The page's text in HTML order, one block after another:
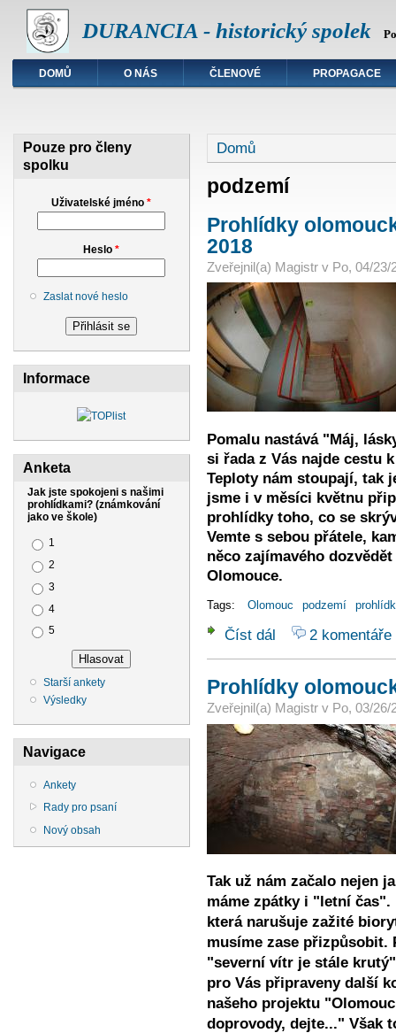
DURANCIA - historický spolek
DOMŮ O NÁS ČLENOVÉ PROPAGACE
Pouze pro členy
spolku
Uživatelské jméno*
Heslo*
Zaslat nové heslo
Informace
Anketa
Jak jste spokojeni s našimi
prohlídkami? (známkování
jako ve škole)
Možnosti výběru
1
2
3
4
5
Starší ankety
Výsledky
Navigace
Ankety
Rady pro psaní
Nový obsah
Jste zde
Domů
podzemí
Prohlídky
2018
Zveřejnil(a) Magistrv Po, 04/23/
Pomalu nastává "Máj,
si řada z Vás najde cestu
Teploty nám stoupají, tak
jsme i v měsíci květnu
prohlídky toho, co se
Vemte s sebou přátele,
něco zajímavého
Olomouce.
Tags: Olomouc podzemí
Číst dál Prohlídky2 komentáře
Prohlídky
Zveřejnil(a) Magistrv Po, 03/26/
Tak už nám začalo nejen
máme zpátky i "letní
která narušuje zažité
musíme zase přizpůsobit.
"severní vítr je stále
pro Vás připraveny další
našeho projektu
doprovody, dejte..." Však